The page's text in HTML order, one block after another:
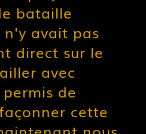
bataille
avait pas
direct sur le
avec
permis de
cette